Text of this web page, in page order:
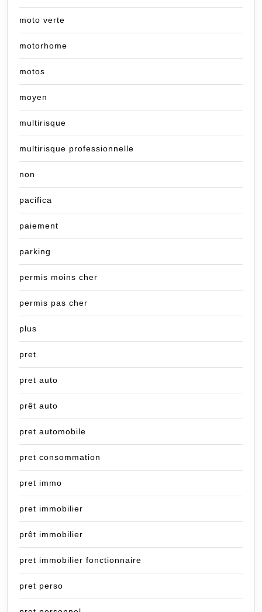
moto verte
motorhome
motos
moyen
multirisque
multirisque professionnelle
non
pacifica
paiement
parking
permis moins cher
permis pas cher
plus
pret
pret auto
prêt auto
pret automobile
pret consommation
pret immo
pret immobilier
prêt immobilier
pret immobilier fonctionnaire
pret perso